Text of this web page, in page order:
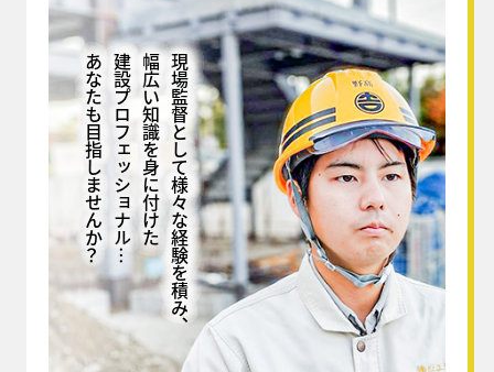
現場監督として様々な経験を積み、
幅広い知識を身に付けた
建設プロフェッショナル…
あなたも目指しませんか？